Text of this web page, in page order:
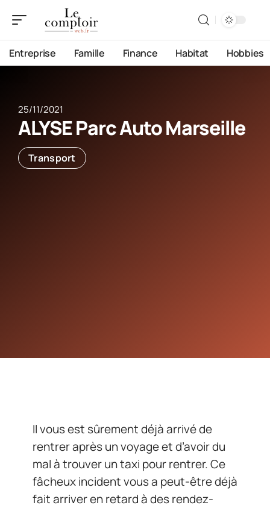
Entreprise Famille Finance Habitat Hobbies
25/11/2021
ALYSE Parc Auto Marseille
Transport
Il vous est sûrement déjà arrivé de
rentrer après un voyage et d’avoir du
mal à trouver un taxi pour rentrer. Ce
fâcheux incident vous a peut-être déjà
fait arriver en retard à des rendez-